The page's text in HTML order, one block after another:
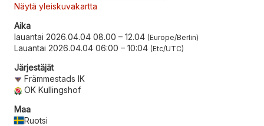
Näytä yleiskuvakartta
Aika
lauantai 2026.04.04 08.00 – 12.04 Europe/Berlin
Lauantai 2026.04.04 06:00 – 10:04 Etc/UTC
Järjestäjät
Främmestads IK
OK Kullingshof
Maa
Ruotsi